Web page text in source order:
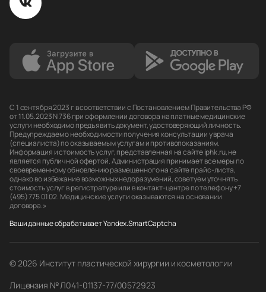
С 1 сентября 2023 г в соответствии с Постановлением Правительства РФ
от 11.05.2023 N 736 при оформлении договора на платные медицинские
услуги необходимо предъявить документ, удостоверяющий личность.
Предупреждаем о необходимости получения консультации у врача
(специалиста) по оказываемым услугам и противопоказаниям.
Информация и стоимость услуг, представленная на сайте iphk.ru, не
является публичной офертой. Администрация принимает все меры по
своевременному обновлению размещенного на сайте прайс-листа,
однако во избежание возможных недоразумений, советуем уточнять
стоимость услуг в регистратуре или в контакт-центре по телефону +7
(495) 775 01 02. Медицинские услуги оказываются на основании
договора.»
Ваши данные обрабатывает Yandex.SmartCaptcha
© 2026 Институт пластической хирургии и косметологии
Лицензия № Л041-01137-77/00572923